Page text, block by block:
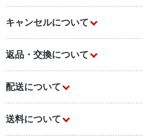
キャンセルについて
返品・交換について
配送について
送料について